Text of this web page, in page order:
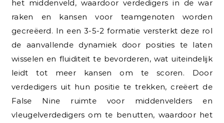
het middenveld, waardoor verdedigers in de war
raken en kansen voor teamgenoten worden
gecreëerd. In een 3-5-2 formatie versterkt deze rol
de aanvallende dynamiek door posities te laten
wisselen en fluiditeit te bevorderen, wat uiteindelijk
leidt tot meer kansen om te scoren. Door
verdedigers uit hun positie te trekken, creëert de
False Nine ruimte voor middenvelders en
vleugelverdedigers om te benutten, waardoor het